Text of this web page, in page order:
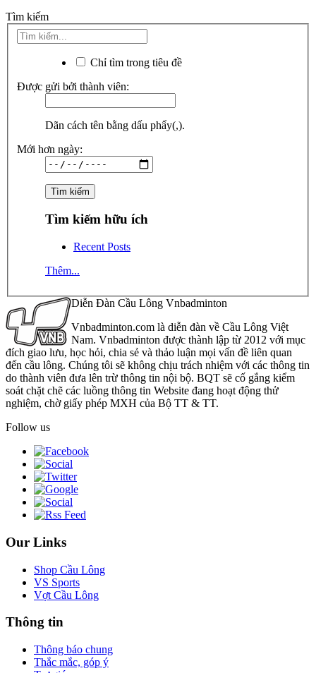
Tìm kiếm
Chỉ tìm trong tiêu đề
Được gửi bởi thành viên:
Dãn cách tên bằng dấu phẩy(,).
Mới hơn ngày:
Tìm kiếm hữu ích
Recent Posts
Thêm...
Diễn Đàn Cầu Lông Vnbadminton
Vnbadminton.com là diễn đàn về Cầu Lông Việt
Nam. Vnbadminton được thành lập từ 2012 với mục
đích giao lưu, học hỏi, chia sẻ và thảo luận mọi vấn đề liên quan
đến cầu lông. Chúng tôi sẽ không chịu trách nhiệm với các thông tin
do thành viên đưa lên trừ thông tin nội bộ. BQT sẽ cố gắng kiểm
soát chặt chẽ các luồng thông tin Website đang hoạt động thử
nghiệm, chờ giấy phép MXH của Bộ TT & TT.
Follow us
Our Links
Shop Cầu Lông
VS Sports
Vợt Cầu Lông
Thông tin
Thông báo chung
Thắc mắc, góp ý